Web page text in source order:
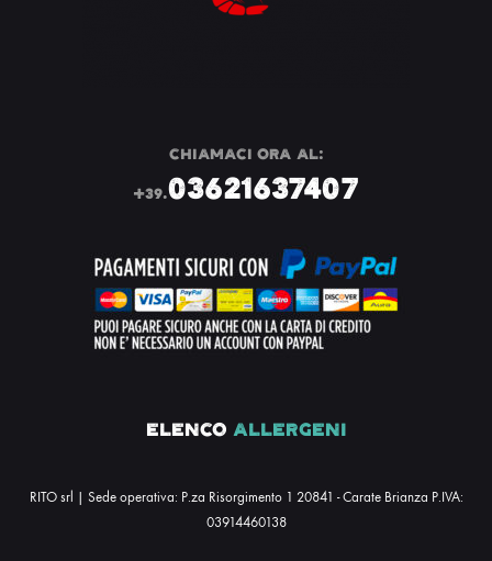
CHIAMACI ORA AL:
+39.03621637407
ELENCO ALLERGENI
RITO srl | Sede operativa: P.za Risorgimento 1 20841 - Carate Brianza P.IVA:
03914460138